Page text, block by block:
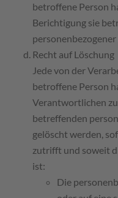
betroffene Person
Berichtigung sie
Recht auf Löschung
Jede von der
betroffene Person
Verantwortlichen
betreffenden
gelöscht werden,
zutrifft und soweit
ist:
Die